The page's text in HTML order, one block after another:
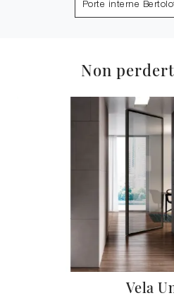
Porte interne
Non
Vela